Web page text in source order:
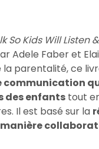
So Kids Will Listen
Adele Faber et
la parentalité, ce
communication
des enfants tout
Il est basé sur la